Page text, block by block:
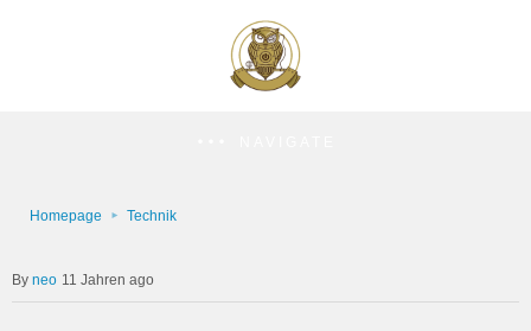
Homepage Technik
neo 11 Jahren ago